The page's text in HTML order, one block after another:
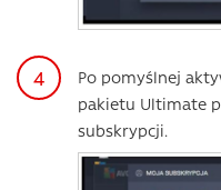
Po pomyślnej
pakietu Ultimate
subskrypcji.